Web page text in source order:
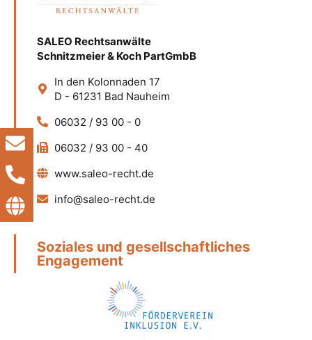
SALEO Rechtsanwälte
Schnitzmeier & Koch PartGmbB
In den Kolonnaden 17
D - 61231 Bad Nauheim
06032 / 93 00 - 0
06032 / 93 00 - 40
www.saleo-recht.de
info@saleo-recht.de
Soziales und gesellschaftliches
Engagement